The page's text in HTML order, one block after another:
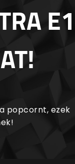
E1
popcornt, ezek